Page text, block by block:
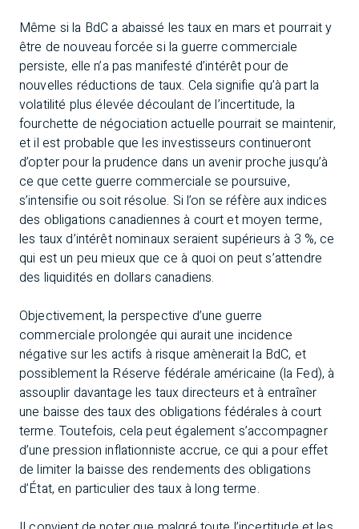
Même si la BdC a abaissé les taux en mars et pourrait y
être de nouveau forcée si la guerre commerciale
persiste, elle n’a pas manifesté d’intérêt pour de
nouvelles réductions de taux. Cela signifie qu’à part la
volatilité plus élevée découlant de l’incertitude, la
fourchette de négociation actuelle pourrait se maintenir,
et il est probable que les investisseurs continueront
d’opter pour la prudence dans un avenir proche jusqu’à
ce que cette guerre commerciale se poursuive,
s’intensifie ou soit résolue. Si l’on se réfère aux indices
des obligations canadiennes à court et moyen terme,
les taux d’intérêt nominaux seraient supérieurs à 3 %, ce
qui est un peu mieux que ce à quoi on peut s’attendre
des liquidités en dollars canadiens.
Objectivement, la perspective d’une guerre
commerciale prolongée qui aurait une incidence
négative sur les actifs à risque amènerait la BdC, et
possiblement la Réserve fédérale américaine (la Fed), à
assouplir davantage les taux directeurs et à entraîner
une baisse des taux des obligations fédérales à court
terme. Toutefois, cela peut également s’accompagner
d’une pression inflationniste accrue, ce qui a pour effet
de limiter la baisse des rendements des obligations
d’État, en particulier des taux à long terme.